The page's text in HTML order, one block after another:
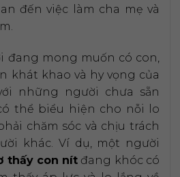
đến việc làm cha mẹ và
đang mong muốn có con,
khát khao và hy vọng của
những người chưa sẵn
thể biểu hiện cho nỗi lo
chăm sóc và chịu trách
khác. Ví dụ, một người
thấy con nít đang khóc có